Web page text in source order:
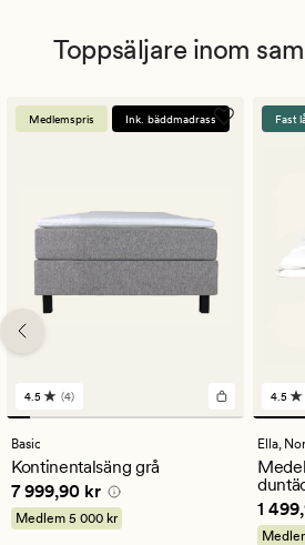
Toppsäljare inom
Medlemspris Ink. bäddmadrass
4
omdömen
med
ett
genomsnittligt
betyg
på
4.5
4.5 (4)
Basic
Kontinentalsäng grå
Pris 7 999,90 kr
7 999,90 kr
Medlem 5 000 kr
Fast
43
med
ett
på
4.5
4.5
Ella,
Pris 1
1